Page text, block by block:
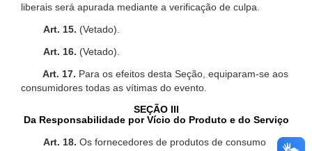
liberais será apurada mediante a verificação de culpa.
Art. 15. (Vetado).
Art. 16. (Vetado).
Art. 17. Para os efeitos desta Seção, equiparam-se aos
consumidores todas as vítimas do evento.
SEÇÃO III
Da Responsabilidade por Vício do Produto e do Serviço
Art. 18. Os fornecedores de produtos de consumo